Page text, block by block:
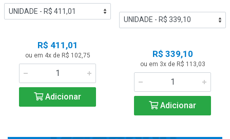
R$ 411,01
ou em 4x de R$ 102,75
Adicionar
R$ 339,10
ou em 3x de R$ 113,03
Adicionar